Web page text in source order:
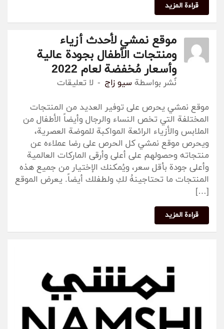
قراءة المزيد
موقع نمشي لأحدث أزياء
ومنتجات الأطفال بجودة عالية
وأسعار مُخفضة لعام 2022
نٌشر بواسطة سيو زاج لا تعليقات
موقع نمشي يحرص على توفير العديد من المنتجات
المختلفة التي تخص النساء والرجال وأيضاً الأطفال من
الملابس والأزياء الرائعة المواكبة للموضة العصرية،
ويحرص موقع نمشي كل الحرص على رضا عملاءه عن
منتجاته وحصولهم على أعلى وأرقى الماركات العالمية
وأعلى جودة بأقل سعر، ويُمكنك الإختيار من جميع هذه
المنتجات ما تحتاجينهُ لكِ ولطفلك أيضاً. يعرض الموقع
[…]
قراءة المزيد